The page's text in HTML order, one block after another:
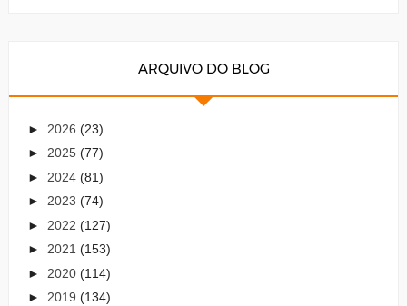
ARQUIVO DO BLOG
► 2026 (23)
► 2025 (77)
► 2024 (81)
► 2023 (74)
► 2022 (127)
► 2021 (153)
► 2020 (114)
► 2019 (134)